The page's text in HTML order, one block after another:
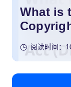
What is
阅读时间：